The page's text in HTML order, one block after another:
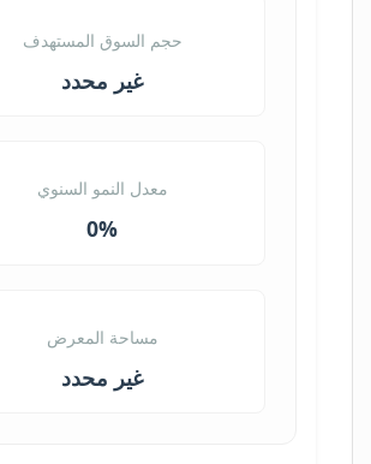
حجم السوق المستهدف
غير محدد
معدل النمو السنوي
0%
مساحة المعرض
غير محدد